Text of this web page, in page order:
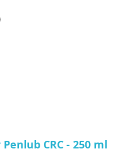
CRC - 250 ml